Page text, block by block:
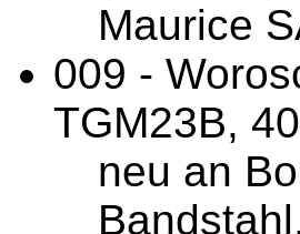
Maurice
009 -
TGM23B,
neu an